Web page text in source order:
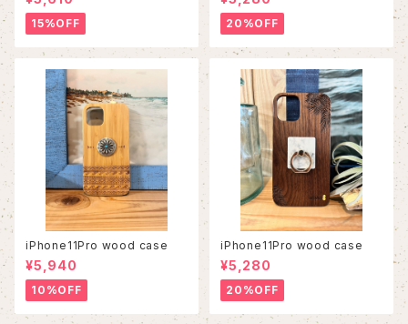
15%OFF 20%OFF
iPhone11Pro wood case
¥5,940
10%OFF
iPhone11Pro wood case
¥5,280
20%OFF